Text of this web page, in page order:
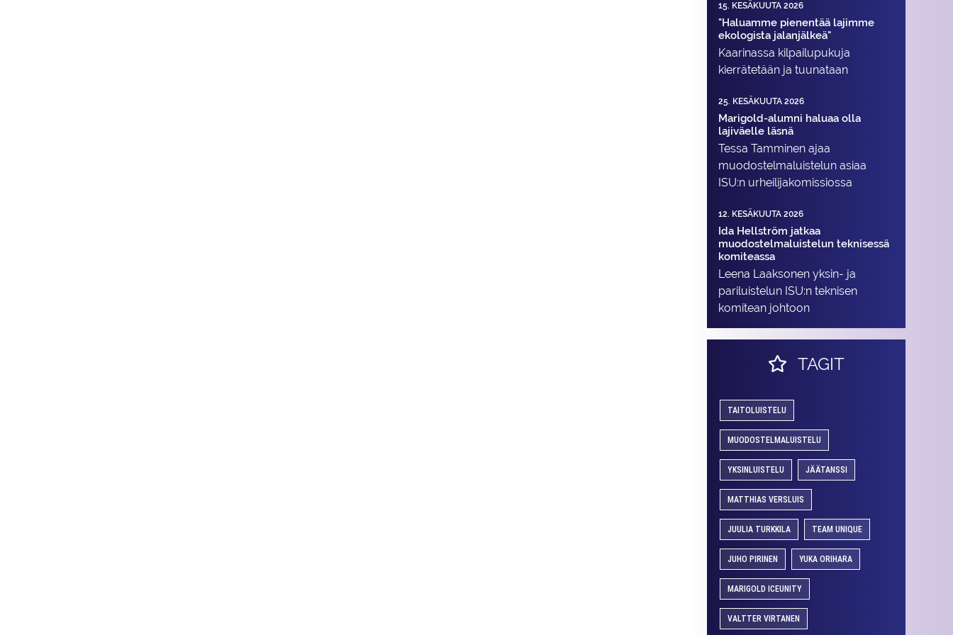
15. KESÄKUUTA 2026
"Haluamme pienentää lajimme
ekologista jalanjälkeä"
Kaarinassa kilpailupukuja
kierrätetään ja tuunataan
25. KESÄKUUTA 2026
Marigold-alumni haluaa olla
lajiväelle läsnä
Tessa Tamminen ajaa
muodostelma­luistelun asiaa
ISU:n urheilija­komissiossa
12. KESÄKUUTA 2026
Ida Hellström jatkaa
muodostelmaluistelun teknisessä
komiteassa
Leena Laaksonen yksin- ja
pariluistelun ISU:n teknisen
komitean johtoon
TAGIT
TAITOLUISTELU
MUODOSTELMALUISTELU
YKSINLUISTELU JÄÄTANSSI
MATTHIAS VERSLUIS
JUULIA TURKKILA TEAM UNIQUE
JUHO PIRINEN YUKA ORIHARA
MARIGOLD ICEUNITY
VALTTER VIRTANEN